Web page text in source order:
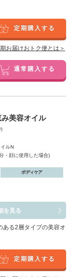
定期購入する
お届けおトク便とは＞
通常購入する
美容オイル
ルN
に使用した場合)
ボディケア
を見る
ある2層タイプの美容オ
定期購入する